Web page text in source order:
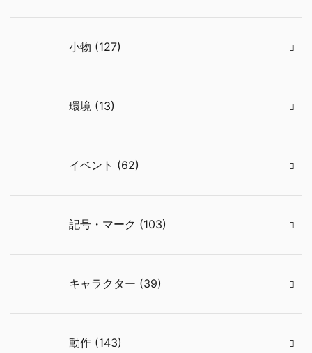
小物 (127)
環境 (13)
イベント (62)
記号・マーク (103)
キャラクター (39)
動作 (143)